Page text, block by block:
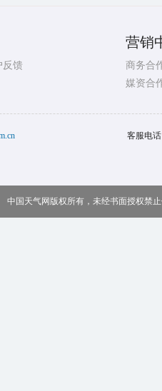
反馈
营销
商务合
媒资合
客服电
中国天气网版权所有，未经书面授权